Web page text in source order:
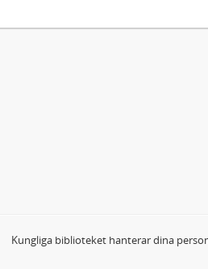
Kungliga biblioteket hanterar dina